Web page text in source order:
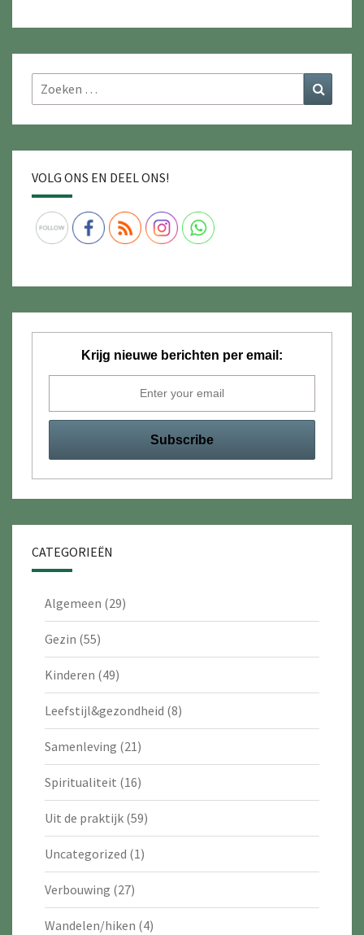
Zoeken
naar:
VOLG ONS EN DEEL ONS!
Krijg nieuwe berichten per email:
CATEGORIEËN
Algemeen (29)
Gezin (55)
Kinderen (49)
Leefstijl&gezondheid (8)
Samenleving (21)
Spiritualiteit (16)
Uit de praktijk (59)
Uncategorized (1)
Verbouwing (27)
Wandelen/hiken (4)